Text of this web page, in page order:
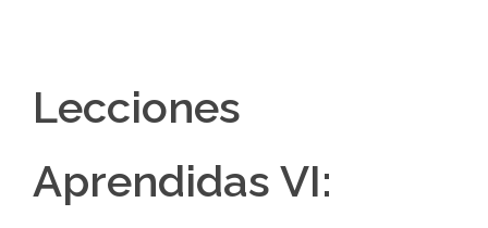
Lecciones
Aprendidas VI: